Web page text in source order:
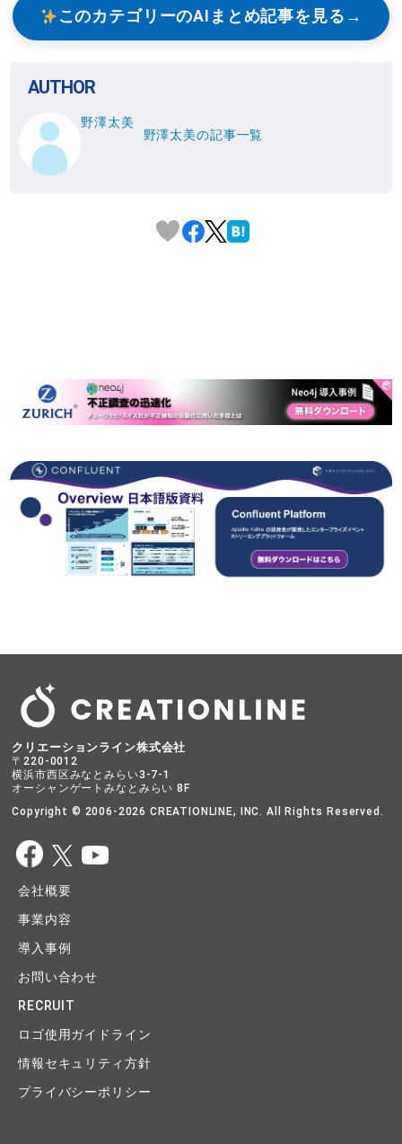
このカテゴリーのAIまとめ記事を見る
AUTHOR
野澤太美
野澤太美の記事一覧
クリエーションライン株式会社
〒220-0012
横浜市西区みなとみらい3-7-1
オーシャンゲートみなとみらい 8F
Copyright © 2006-2026 CREATIONLINE, INC. All Rights Reserved.
会社概要
事業内容
導入事例
お問い合わせ
RECRUIT
ロゴ使用ガイドライン
情報セキュリティ方針
プライバシーポリシー